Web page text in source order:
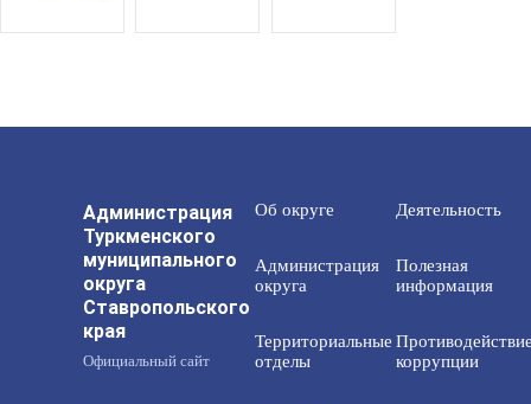
Администрация
Туркменского
муниципального
округа
Ставропольского
края
Официальный сайт
Об округе
Администрация
округа
Территориальные
отделы
Деятельность
Полезная
информация
коррупции